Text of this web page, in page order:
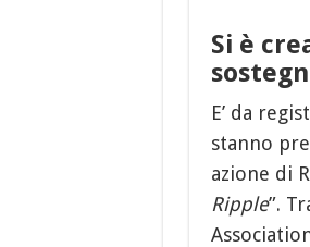
Si è
E’ da
stanno
azione di
Ripple”.